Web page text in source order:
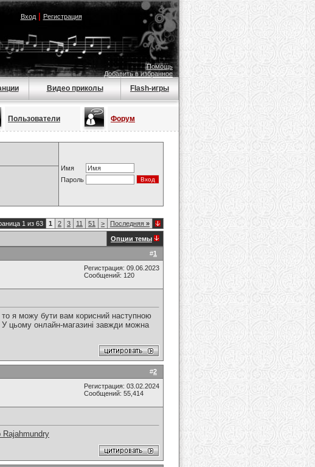
Вход| Регистрация
Помощь
Добавить в избранное
Видео приколы Flash-игры
Пользователи Форум
Имя
Пароль
1 из 63 1 2 3 11 51 > Последняя »
Опции темы
#1
Регистрация: 09.06.2023
Сообщений: 120
я можу бути вам корисний наступною
У цьому онлайн-магазині завжди можна
#2
Регистрация: 03.02.2024
Сообщений: 55,414
Rajahmundry